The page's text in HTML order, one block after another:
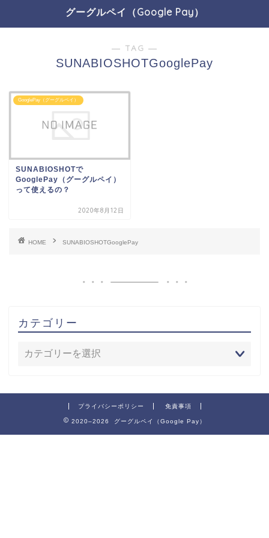
グーグルペイ（Google Pay）
― TAG ―
SUNABIOSHOTGooglePay
GooglePay（グーグルペイ）
SUNABIOSHOTで
GooglePay（グーグルペイ）
って使えるの？
2020年8月12日
HOME SUNABIOSHOTGooglePay
カテゴリー
プライバシーポリシー 免責事項
2020–2026 グーグルペイ（Google Pay）